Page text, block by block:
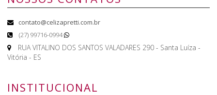
contato@celizapretti.com.br
(27) 99716-0994
RUA VITALINO DOS SANTOS VALADARES 290 - Santa Luíza -
Vitória - ES
INSTITUCIONAL